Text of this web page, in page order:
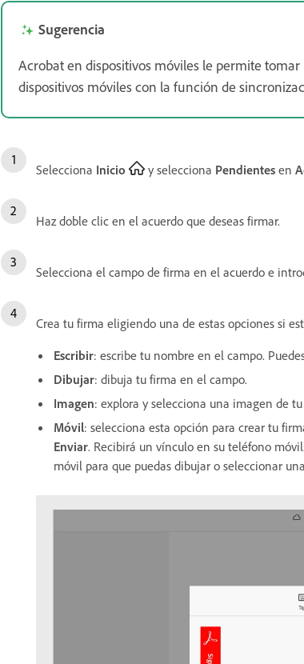
Sugerencia
Acrobat en dispositivos móviles le permite
dispositivos móviles con la función de
Selecciona Inicio y selecciona Pendientes en
Haz doble clic en el acuerdo que deseas firmar.
Selecciona el campo de firma en el acuerdo e
Crea tu firma eligiendo una de estas opciones si
Escribir: escribe tu nombre en el campo.
Dibujar: dibuja tu firma en el campo.
Imagen: explora y selecciona una imagen de
Móvil: selecciona esta opción para crear tu
Enviar. Recibirá un vínculo en su teléfono
móvil para que puedas dibujar o seleccionar